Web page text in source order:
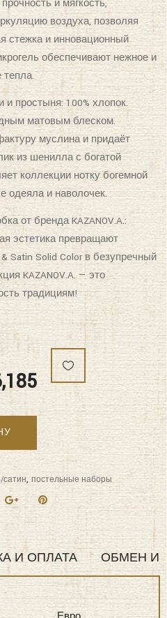
воздуха, позволяя
стежка и инновационный
обеспечивают нежное и
тепла.
и простыня: 100% хлопок.
матовым блеском.
муслина и придаёт
из шенилла с богатой
коллекции нотку богемной
одеяла и наволочек.
от бренда KAZANOV.A.:
эстетика превращают
Satin Solid Color в безупречный
KAZANOV.A. — это
традициям!
сатин постельные наборы
И ОПЛАТА ОБМЕН И
Евро